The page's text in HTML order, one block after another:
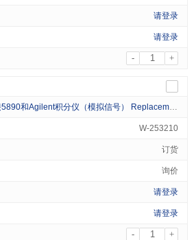
请登录
请登录
- +
积分仪（模拟信号） Replacement Cable HP5890GC to 3396 Integrator 1/pk
W-253210
订货
询价
请登录
请登录
- +